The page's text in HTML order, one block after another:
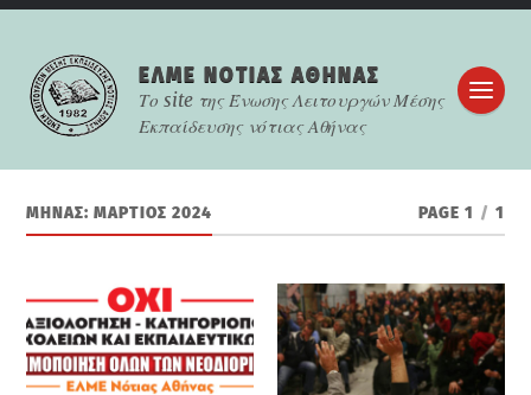
ΕΛΜΕ ΝOΤΙΑΣ ΑΘΗΝΑΣ
Το site της Ένωσης Λειτουργών Μέσης
Εκπαίδευσης νότιας Αθήνας
ΜΉΝΑΣ:ΜΆΡΤΙΟΣ 2024 PAGE 1 / 1